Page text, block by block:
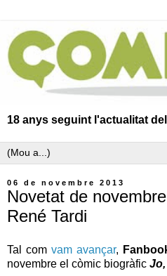
18 anys seguint l'actualitat
06 de novembre 2013
Novetat de
René Tardi
Tal com vam avançar,
novembre el còmic biogràfic